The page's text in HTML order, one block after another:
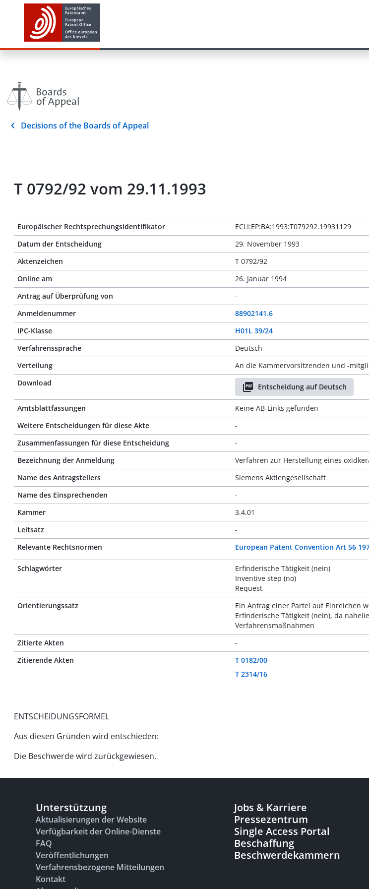
Decisions of the Boards of Appeal
T 0792/92 vom 29.11.1993
Europäischer Rechtsprechungsidentifikator
ECLI:EP:BA:1993:T079292.19931129
Datum der Entscheidung
29. November 1993
Aktenzeichen
T 0792/92
Online am
26. Januar 1994
Antrag auf Überprüfung von
-
Anmeldenummer
88902141.6
IPC-Klasse
H01L 39/24
Verfahrenssprache
Deutsch
Verteilung
An die Kammervorsitzenden und -
Download
Entscheidung auf Deutsch
Amtsblattfassungen
Keine AB-Links gefunden
Weitere Entscheidungen für diese Akte
-
Zusammenfassungen für diese Entscheidung
-
Bezeichnung der Anmeldung
Verfahren zur Herstellung eines
Name des Antragstellers
Siemens Aktiengesellschaft
Name des Einsprechenden
-
Kammer
3.4.01
Leitsatz
-
Relevante Rechtsnormen
European Patent Convention Art 56
Schlagwörter
Erfinderische Tätigkeit (nein)
Inventive step (no)
Request
Orientierungssatz
Ein Antrag einer Partei auf Einreichen
Erfinderische Tätigkeit (nein), da
Verfahrensmaßnahmen
Zitierte Akten
-
Zitierende Akten
T 0182/00
T 2314/16
ENTSCHEIDUNGSFORMEL
Aus diesen Gründen wird entschieden:
Die Beschwerde wird zurückgewiesen.
Unterstützung
Aktualisierungen der Website
Verfügbarkeit der Online-Dienste
FAQ
Veröffentlichungen
Verfahrensbezogene Mitteilungen
Kontakt
Jobs & Karriere
Pressezentrum
Single Access Portal
Beschaffung
Beschwerdekammern